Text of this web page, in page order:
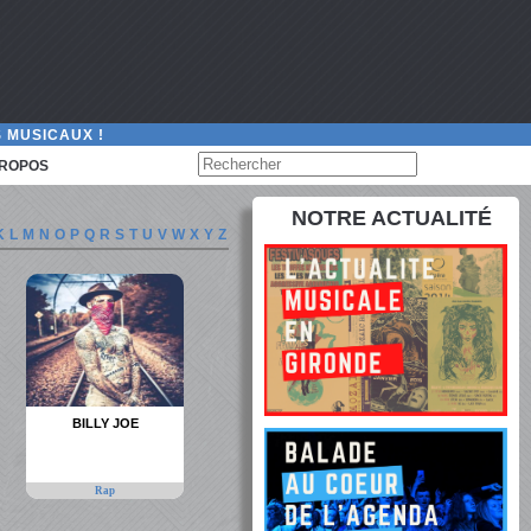
MUSICAUX !
L M N O P Q R S T U V W X Y Z
BILLY JOE
Rap
NOTRE ACTUALITÉ